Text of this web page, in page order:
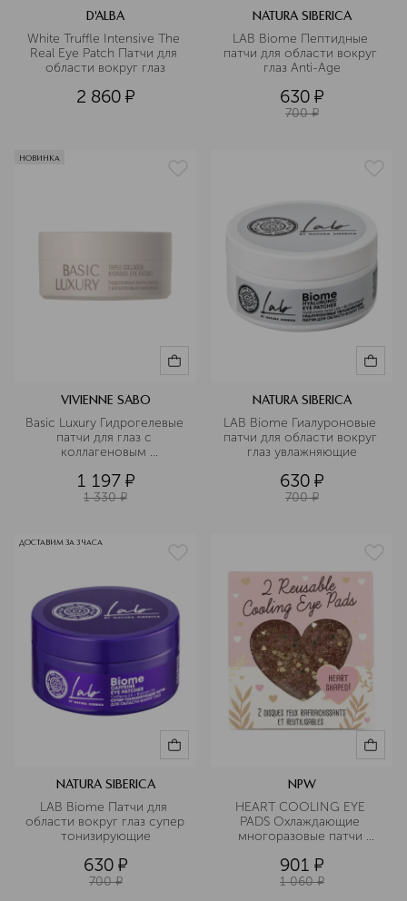
D'ALBA
White Truffle Intensive The
Real Eye Patch Патчи для
области вокруг глаз
2 860 ¤
NATURA SIBERICA
LAB Biome Пептидные
патчи для области вокруг
глаз Anti-Age
630 ¤
700 ¤
НОВИНКА
VIVIENNE SABO
Basic Luxury Гидрогелевые
патчи для глаз с
коллагеновым
1 197 ¤
1 330 ¤
NATURA SIBERICA
LAB Biome Гиалуроновые
патчи для области вокруг
глаз увлажняющие
630 ¤
700 ¤
ДОСТАВИМ ЗА 3 ЧАСА
NATURA SIBERICA
LAB Biome Патчи для
области вокруг глаз супер
тонизирующие
630 ¤
700 ¤
NPW
HEART COOLING EYE
PADS Охлаждающие
многоразовые патчи
901 ¤
1 060 ¤